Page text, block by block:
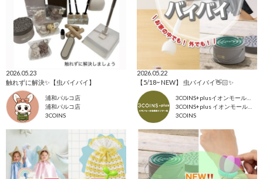
2026.05.23
触れずに解決✨【虫バイバイ】
浦和パルコ店
浦和パルコ店
3COINS
2026.05.22
【5/18~ NEW】 虫バイバイ👋🏻✨
3COINS